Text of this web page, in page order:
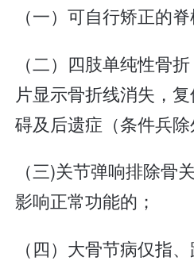
（一）可自行矫正的脊
（二）四肢单纯性骨
片显示骨折线消失，
碍及后遗症（条件兵除
（三)关节弹响排除骨
影响正常功能的；
（四）大骨节病仅指